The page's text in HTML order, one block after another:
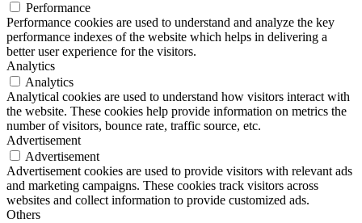
Performance
Performance cookies are used to understand and analyze the key
performance indexes of the website which helps in delivering a
better user experience for the visitors.
Analytics
Analytics
Analytical cookies are used to understand how visitors interact with
the website. These cookies help provide information on metrics the
number of visitors, bounce rate, traffic source, etc.
Advertisement
Advertisement
Advertisement cookies are used to provide visitors with relevant ads
and marketing campaigns. These cookies track visitors across
websites and collect information to provide customized ads.
Others